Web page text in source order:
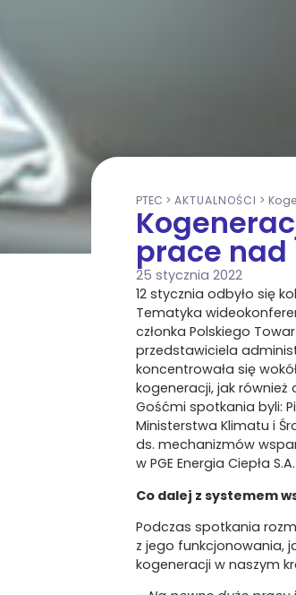
PTEC > AKTUALNOŚCI >
prace
25 stycznia 2022
12 stycznia odbyło się
Tematyka
członka Polskiego
przedstawiciela
koncentrowała się
kogeneracji, jak
Gośćmi spotkania byli:
Ministerstwa Klimatu i
ds. mechanizmów
w PGE Energia Ciepła S.A.
Co dalej z systemem
Podczas spotkania
z jego funkcjonowania,
kogeneracji w naszym